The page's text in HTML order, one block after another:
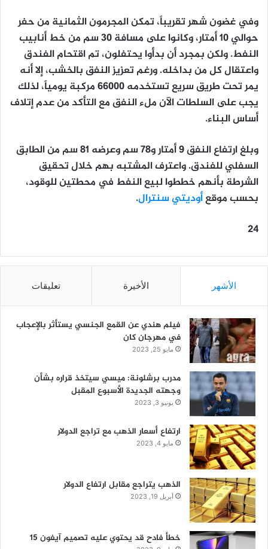
وفي غضون شهر تقريباً، تمكن المجرمون الثمانية من حفر
حوالي 10 أمتار، وكانوا على مسافة 30 سم من خط أنابيب
النفط. ولكن بمجرد أن بدأوا يحتفلون، تم اقتحام الفندق
واعتقال كل من بداخله. ورغم تعزيز النفق بالخشب، إلا أنه
يمر تحت طريق سريع تستخدمه 66000 مركبة يومياً، لذلك
يجب على السلطات الآن ملء النفق مع التأكد من عدم إتلاف
أساس البناء.
وبلغ ارتفاع النفق 9 أمتار و78 سم وعرضه 81 سم من الطابق
السفلي للفندق. واعترف المشتبه بهم خلال تحقيق
الشرطة بأنهم خططوا لبيع النفط في محطتين للوقود،
بحسب موقعأوديتي سنترال.
24
الأشهر الأخيرة تعليقات
فيلم هندي عن القمع الجنسي يستأثر بالإعجاب
في مهرجان كان
مايو 25, 2023
مدرب برشلونة: ميسي سيتخذ قراره بشأن
وجهته الجديدة الأسبوع المقبل
يونيو 3, 2023
ارتفاع أسعار الذهب مع تراجع الدولار
مايو 4, 2023
الذهب يتراجع مقابل ارتفاع الدولار
أبريل 19, 2023
خطأ فادح قد يحتوي عليه تصميم آيفون 15